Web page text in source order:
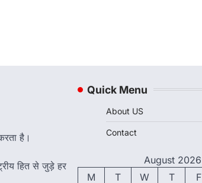
है।
हित से जुड़े हर
Quick Menu
About US
Contact
August 2026
M
T W T F